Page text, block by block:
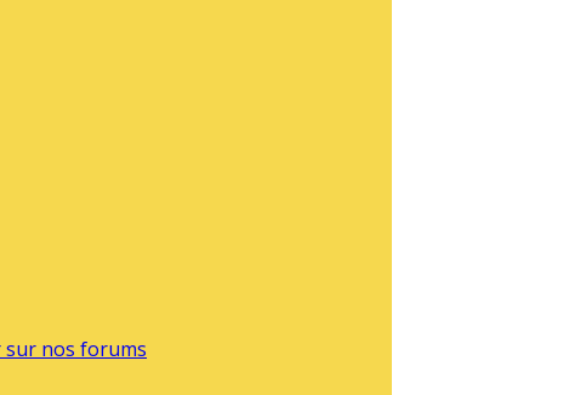
sur nos forums